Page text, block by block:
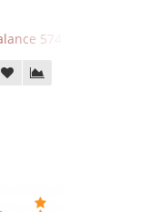
574 Navy Blue White